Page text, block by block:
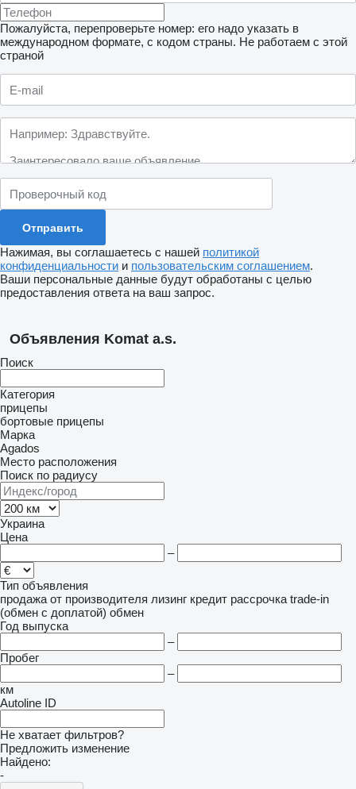
Пожалуйста, перепроверьте номер: его надо указать в
международном формате, с кодом страны. Не работаем с этой
страной
Нажимая, вы соглашаетесь с нашей политикой
конфиденциальности и пользовательским соглашением.
Ваши персональные данные будут обработаны с целью
предоставления ответа на ваш запрос.
Объявления Komat a.s.
Поиск
Категория
прицепы
бортовые прицепы
Марка
Agados
Место расположения
Поиск по радиусу
Украина
Цена
–
Тип объявления
продажа от производителя лизинг кредит рассрочка trade-in
(обмен с доплатой) обмен
Год выпуска
–
Пробег
–
км
Autoline ID
Не хватает фильтров?
Предложить изменение
Найдено:
-